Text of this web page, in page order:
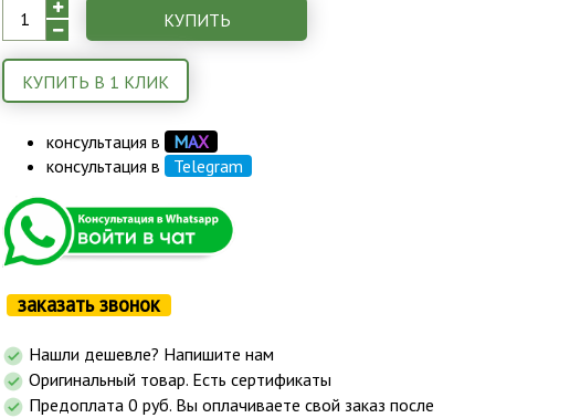
КУПИТЬ
КУПИТЬ В 1 КЛИК
консультация в МАХ
консультация в
Telegram
заказать звонок
Нашли дешевле? Напишите нам
Оригинальный товар. Есть сертификаты
Предоплата 0 руб. Вы оплачиваете свой заказ после